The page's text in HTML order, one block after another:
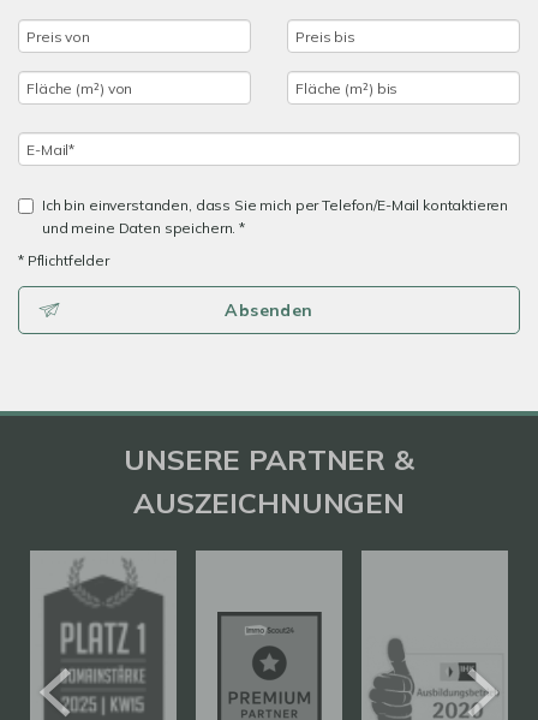
Ich bin einverstanden, dass Sie mich per Telefon/E-Mail kontaktieren
und meine Daten speichern. *
* Pflichtfelder
Absenden
UNSERE PARTNER &
AUSZEICHNUNGEN